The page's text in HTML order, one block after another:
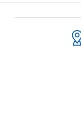
diseño
y sube